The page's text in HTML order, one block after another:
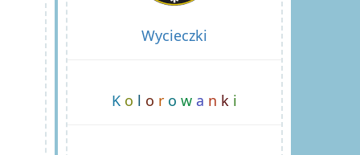
Wycieczki
K o l o r o w a n k i